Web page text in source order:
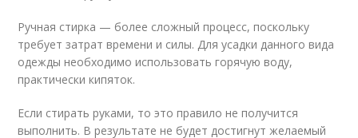
Ручная стирка — более сложный процесс, поскольку
требует затрат времени и силы. Для усадки данного вида
одежды необходимо использовать горячую воду,
практически кипяток.
Если стирать руками, то это правило не получится
выполнить. В результате не будет достигнут желаемый